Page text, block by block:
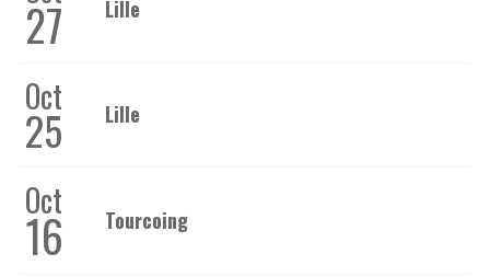
27 Lille
Oct
25 Lille
Oct
16 Tourcoing